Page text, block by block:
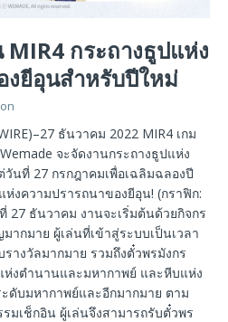
กระถางธูปแห่ง
งยีอุนสำหรับปีใหม่
ธันวาคม 2022 MIR4 เกม
จะจัดงานกระถางธูปแห่ง
นที่ 27 กรกฎาคมเพื่อเฉลิมฉลองปี
งความปรารถนาของยีอุน! (กราฟิก:
27 ธันวาคม งานจะเริ่มต้นด้วยกิจกร
ากมาย ผู้เล่นที่เข้าสู่ระบบเป็นเวลา
างวัลมากมาย รวมถึงตั๋วพรมังกร
งตำนานและมหากาพย์ และหีบแห่ง
ดับมหากาพย์และอีกมากมาย ตาม
มเช็กอิน ผู้เล่นจึงสามารถรับตั๋วพร